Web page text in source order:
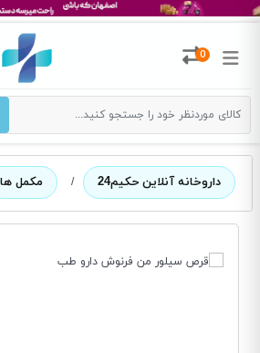
0
داروخانه آنلاین حکیم24 / مکمل ها